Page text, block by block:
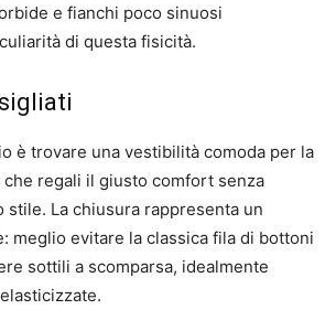
e fianchi poco sinuosi
di questa fisicità.
è trovare una vestibilità comoda per la
che regali il giusto comfort senza
La chiusura rappresenta un
meglio evitare la classica fila di bottoni
sottili a scomparsa, idealmente